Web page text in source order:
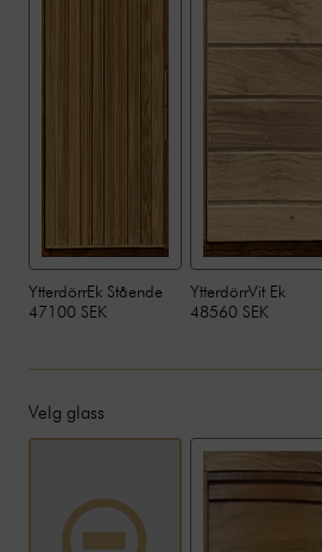
YtterdörrEk Stående
47100 SEK
YtterdörrVit Ek
48560 SEK
Velg glass